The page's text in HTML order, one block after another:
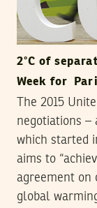
2°C of
Week for
The 2015
negotiations –
which started
aims to
agreement on
global